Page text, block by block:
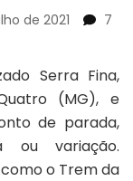
de 2021
7
Serra Fina,
(MG), e
de parada,
ou variação.
o Trem da